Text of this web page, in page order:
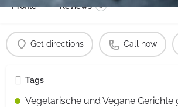
Profile Reviews 0
Get directions Call now
Tags